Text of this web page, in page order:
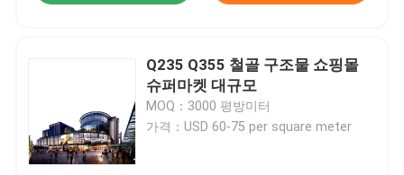
Q235 Q355 철골 구조물 쇼핑몰
슈퍼마켓 대규모
MOQ：3000 평방미터
가격：USD 60-75 per square meter